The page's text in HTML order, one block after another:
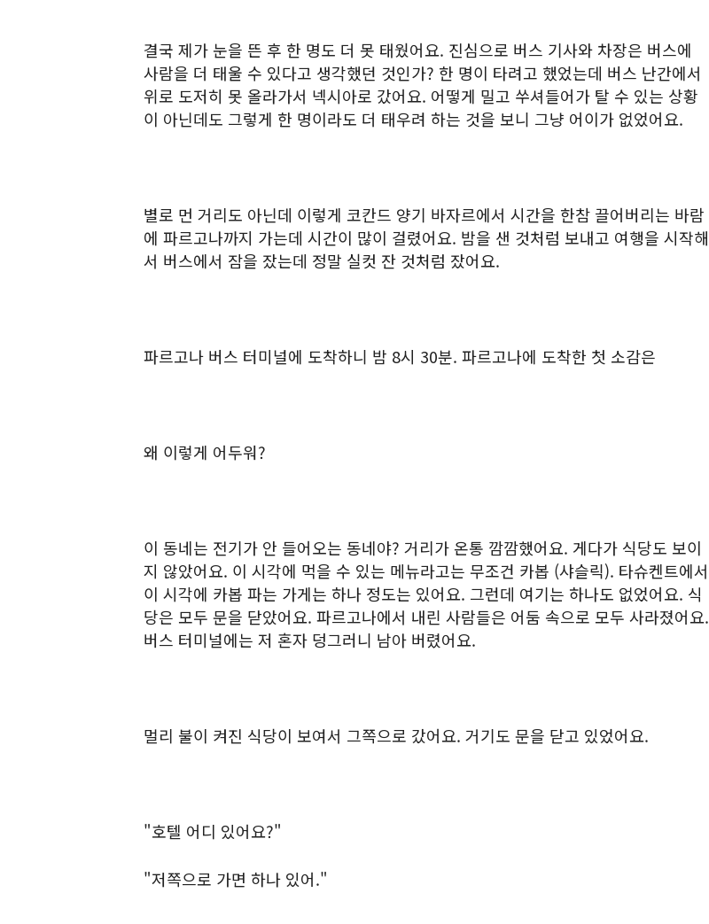
결국 제가 눈을 뜬 후 한 명도 더 못 태웠어요. 진심으로 버스 기사와 차장은 버스에
사람을 더 태울 수 있다고 생각했던 것인가? 한 명이 타려고 했었는데 버스 난간에서
위로 도저히 못 올라가서 넥시아로 갔어요. 어떻게 밀고 쑤셔들어가 탈 수 있는 상황
이 아닌데도 그렇게 한 명이라도 더 태우려 하는 것을 보니 그냥 어이가 없었어요.
별로 먼 거리도 아닌데 이렇게 코칸드 양기 바자르에서 시간을 한참 끌어버리는 바람
에 파르고나까지 가는데 시간이 많이 걸렸어요. 밤을 샌 것처럼 보내고 여행을 시작해
서 버스에서 잠을 잤는데 정말 실컷 잔 것처럼 잤어요.
파르고나 버스 터미널에 도착하니 밤 8시 30분. 파르고나에 도착한 첫 소감은
왜 이렇게 어두워?
이 동네는 전기가 안 들어오는 동네야? 거리가 온통 깜깜했어요. 게다가 식당도 보이
지 않았어요. 이 시각에 먹을 수 있는 메뉴라고는 무조건 카봅 (샤슬릭). 타슈켄트에서
이 시각에 카봅 파는 가게는 하나 정도는 있어요. 그런데 여기는 하나도 없었어요. 식
당은 모두 문을 닫았어요. 파르고나에서 내린 사람들은 어둠 속으로 모두 사라졌어요.
버스 터미널에는 저 혼자 덩그러니 남아 버렸어요.
멀리 불이 켜진 식당이 보여서 그쪽으로 갔어요. 거기도 문을 닫고 있었어요.
"호텔 어디 있어요?"
"저쪽으로 가면 하나 있어."